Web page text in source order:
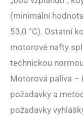
(minimální
53,0 °C). Ostatní
motorové nafty
technickou
Motorová paliva –
požadavky a
požadavky